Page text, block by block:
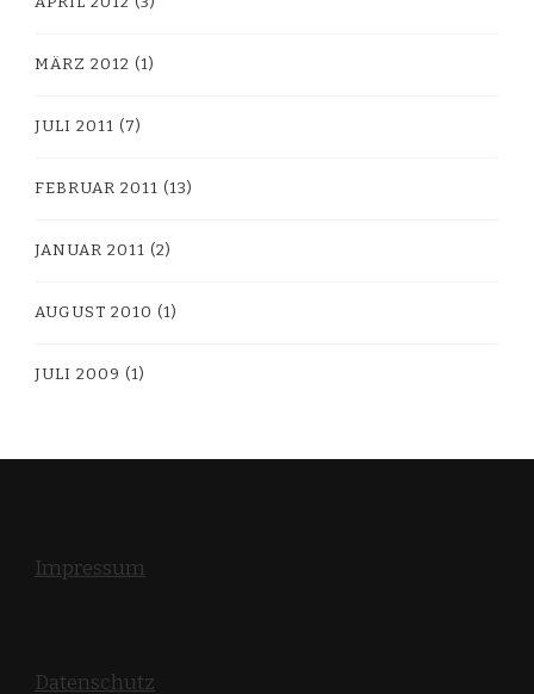
MÄRZ 2012 (1)
JULI 2011 (7)
FEBRUAR 2011 (13)
JANUAR 2011 (2)
AUGUST 2010 (1)
JULI 2009 (1)
Impressum
Datenschutz